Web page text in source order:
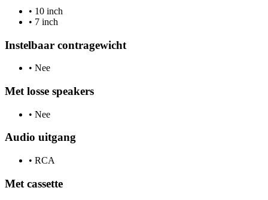
• 10 inch
• 7 inch
Instelbaar contragewicht
• Nee
Met losse speakers
• Nee
Audio uitgang
• RCA
Met cassette